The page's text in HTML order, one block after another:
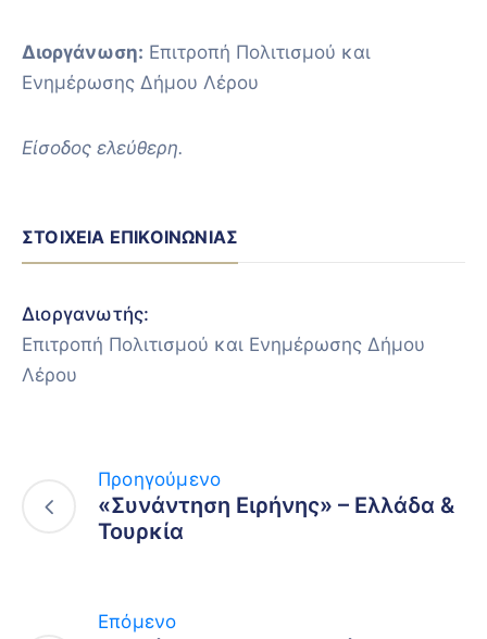
Διοργάνωση: Επιτροπή Πολιτισμού και
Ενημέρωσης Δήμου Λέρου
Είσοδος ελεύθερη.
ΣΤΟΙΧΕΊΑ ΕΠΙΚΟΙΝΩΝΊΑΣ
Διοργανωτής:
Επιτροπή Πολιτισμού και Ενημέρωσης Δήμου
Λέρου
Προηγούμενο
«Συνάντηση Ειρήνης» – Ελλάδα &
Τουρκία
Επόμενο